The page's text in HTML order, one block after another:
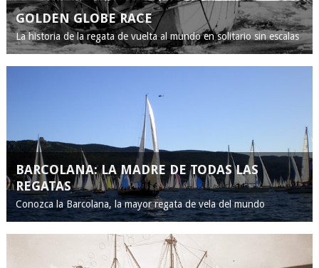
GOLDEN GLOBE RACE
La historia de la regata de vuelta al mundo en solitario sin escalas
BARCOLANA: LA MADRE DE TODAS LAS
REGATAS
Conozca la Barcolana, la mayor regata de vela del mundo